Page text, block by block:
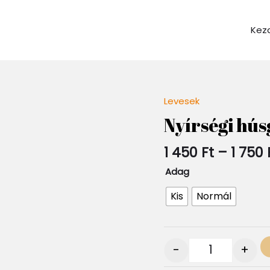
Levesek
Nyírségi
1 450 Ft – 1 750
Adag
Kis Normál
- +